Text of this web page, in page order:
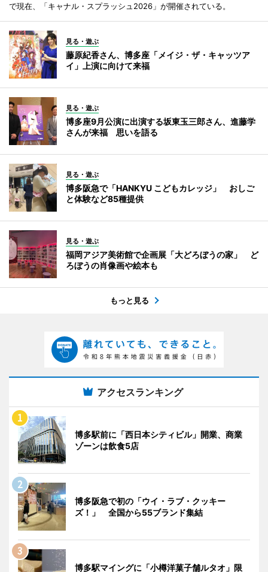
で現在、「キャナル・スプラッシュ2026」が開催されている。
見る・遊ぶ
藤原紀香さん、博多座「メイジ・ザ・キャッツア
イ」上演に向けて来福
見る・遊ぶ
博多座9月公演に出演する坂東玉三郎さん、進藤学
さんが来福 思いを語る
見る・遊ぶ
博多阪急で「HANKYU こどもカレッジ」 おしご
と体験など85種提供
見る・遊ぶ
福岡アジア美術館で企画展「大どろぼうの家」 ど
ろぼうの肖像画や絵本も
もっと見る
アクセスランキング
博多駅前に「西日本シティビル」開業、商業
ゾーンは飲食5店
博多阪急で初の「ウイ・ラブ・クッキー
ズ！」 全国から55ブランド集結
博多駅マイングに「小樽洋菓子舗ルタオ」限